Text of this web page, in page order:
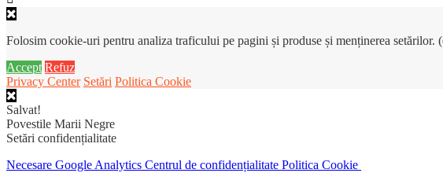
Folosim cookie-uri pentru analiza traficului pe pagini și produse și menținerea
Accept Refuz
Privacy Center Setări Politica Cookie
Salvat!
Povestile Marii Negre
Setări confidențialitate
Necesare Google Analytics Centrul de confidențialitate Politica Cookie